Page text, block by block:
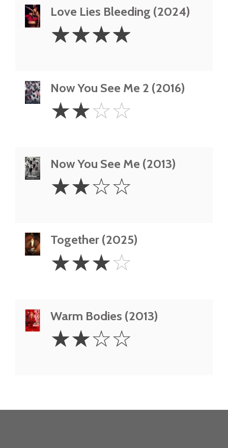
Love Lies Bleeding (2024)
Stars
☆☆☆☆
Now You See Me 2 (2016)
Stars
☆☆☆☆
Now You See Me (2013)
Stars
☆☆☆☆
Together (2025)
Stars
☆☆☆☆
Warm Bodies (2013)
Stars
☆☆☆☆